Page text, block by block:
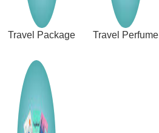
Travel Package Travel Perfume